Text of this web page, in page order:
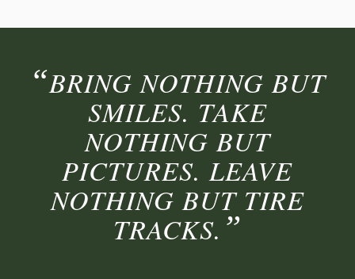
“BRING NOTHING BUT
SMILES. TAKE
NOTHING BUT
PICTURES. LEAVE
NOTHING BUT TIRE
TRACKS. ”